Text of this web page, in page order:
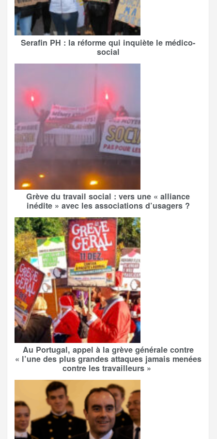
Serafin PH : la réforme qui inquiète le médico-
social
Grève du travail social : vers une « alliance
inédite » avec les associations d’usagers ?
Au Portugal, appel à la grève générale contre
« l’une des plus grandes attaques jamais menées
contre les travailleurs »